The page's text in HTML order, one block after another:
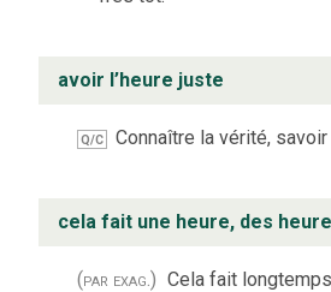
avoir l’heure juste
Q/C Connaître la vérité, savoir
cela fait une heure, des
(par exag.) Cela fait